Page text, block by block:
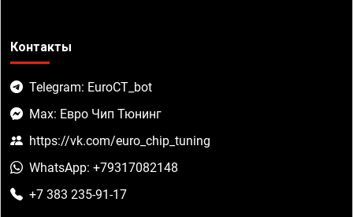
Контакты
Telegram: EuroCT_bot
Max: Евро Чип Тюнинг
https://vk.com/euro_chip_tuning
WhatsApp: +79317082148
+7 383 235-91-17